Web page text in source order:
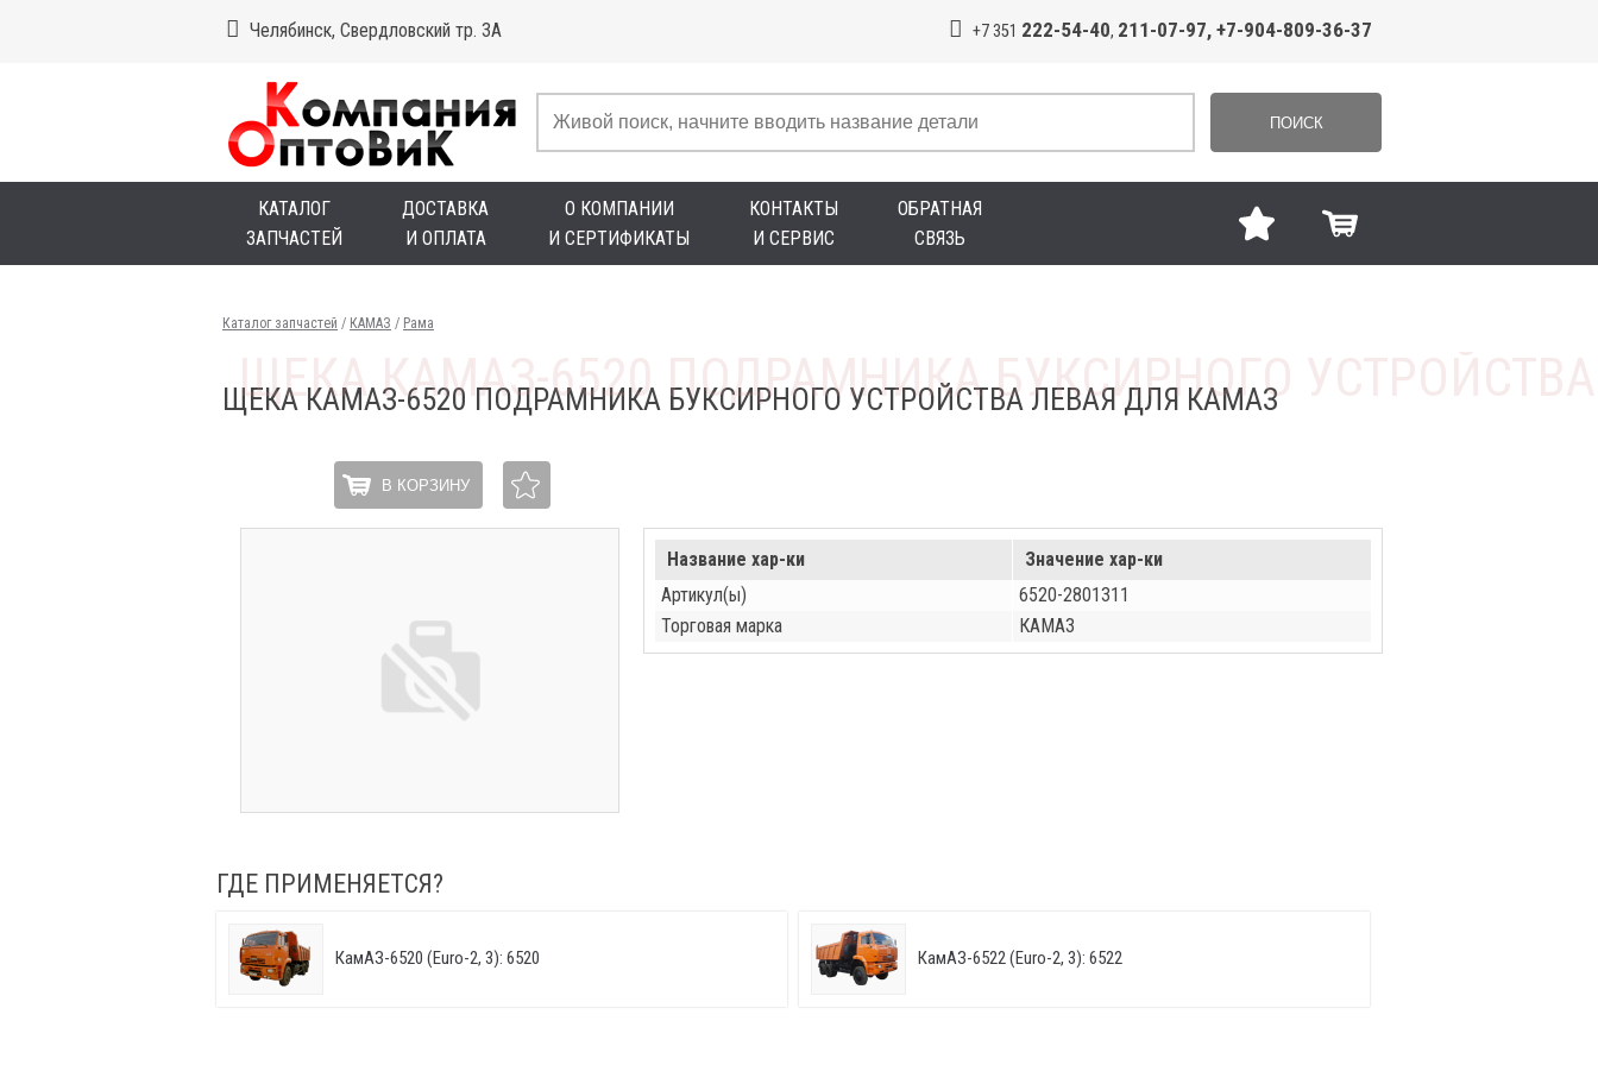
Челябинск, Свердловский тр. 3А +7 351 222-54-40, 211-07-97, +7-904-809-36-37
ПОИСК
КАТАЛОГ
ЗАПЧАСТЕЙ
ДОСТАВКА
И ОПЛАТА
О КОМПАНИИ
И СЕРТИФИКАТЫ
КОНТАКТЫ
И СЕРВИС
ОБРАТНАЯ
СВЯЗЬ
Каталог запчастей / КАМАЗ / Рама
ЩЕКА КАМАЗ-6520 ПОДРАМНИКА БУКСИРНОГО УСТРОЙСТВА ЛЕВАЯ ДЛЯ КАМАЗ
В КОРЗИНУ
Название хар-ки
Значение хар-ки
Артикул(ы)
6520-2801311
Торговая марка
КАМАЗ
ГДЕ ПРИМЕНЯЕТСЯ?
КамАЗ-6520 (Euro-2, 3): 6520 КамАЗ-6522 (Euro-2, 3): 6522